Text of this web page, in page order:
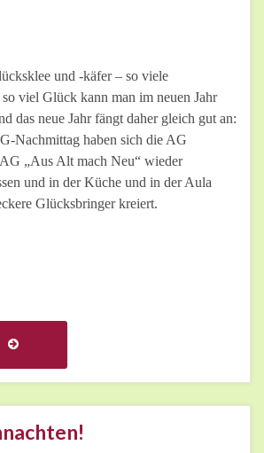
und -käfer – so viele
viel Glück kann man im neuen Jahr
das neue Jahr fängt daher gleich gut an:
Nachmittag haben sich die AG
„Aus Alt mach Neu“ wieder
und in der Küche und in der Aula
Glücksbringer kreiert.